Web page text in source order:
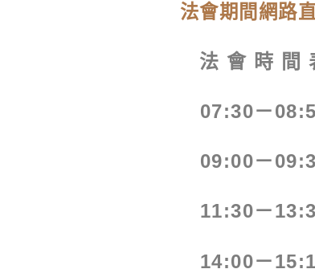
法會期間網路
法 會 時 間
07:30－
09:00－
11:30－
14:00－